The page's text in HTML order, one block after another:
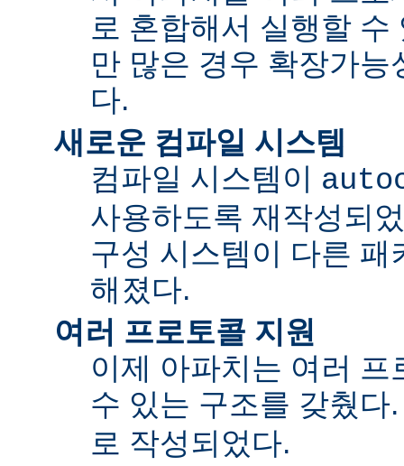
로 혼합해서 실행할
만 많은 경우 확장가
다.
새로운 컴파일 시스템
컴파일 시스템이
사용하도록 재작성되
구성 시스템이 다른 패
해졌다.
여러 프로토콜 지원
이제 아파치는 여러
수 있는 구조를 갖췄
로 작성되었다.